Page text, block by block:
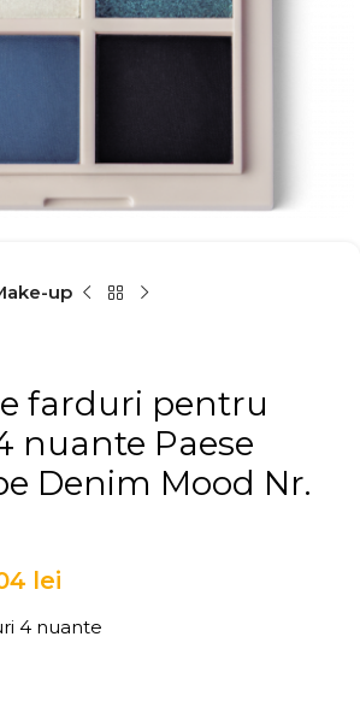
up
farduri pentru
nuante Paese
Denim Mood Nr.
lei
4 nuante